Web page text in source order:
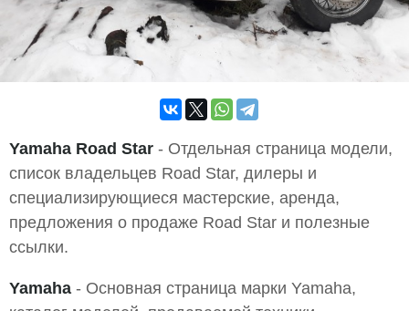
Yamaha Road Star - Отдельная страница модели,
список владельцев Road Star, дилеры и
специализирующиеся мастерские, аренда,
предложения о продаже Road Star и полезные
ссылки.
Yamaha - Основная страница марки Yamaha,